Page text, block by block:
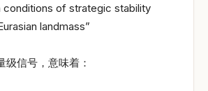
conditions of strategic stability
landmass”
级信号，意味着：